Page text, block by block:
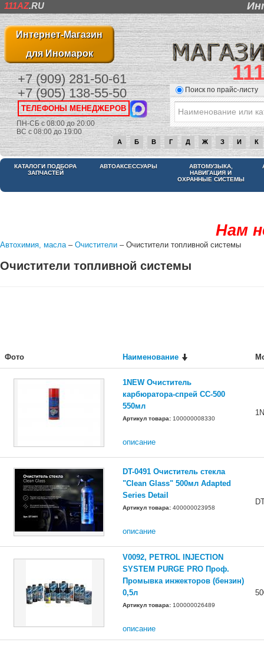
111AZ.RU
Интернет-Магазин
для Иномарок
+7 (909) 281-50-61
+7 (905) 138-55-50
ТЕЛЕФОНЫ МЕНЕДЖЕРОВ
ПН-СБ с 08:00 до 20:00
ВС с 08:00 до 19:00
Поиск по прайс-листу
А Б В Г Д Ж З И К
КАТАЛОГИ ПОДБОРА
ЗАПЧАСТЕЙ
АВТОАКСЕССУАРЫ
АВТОМУЗЫКА,
НАВИГАЦИЯ И
ОХРАННЫЕ СИСТЕМЫ
Нам
Автохимия, масла– Очистители – Очистители топливной системы
Очистители топливной системы
Фото Наименование
1NEW Очиститель
карбюратора-спрей CC-500
550мл
Артикул товара: 100000008330
описание
DT-0491 Очиститель стекла
"Clean Glass" 500мл Adapted
Series Detail
Артикул товара: 400000023958
описание
V0092, PETROL INJECTION
SYSTEM PURGE PRO Проф.
Промывка инжекторов (бензин)
0,5л
Артикул товара: 100000026489
описание